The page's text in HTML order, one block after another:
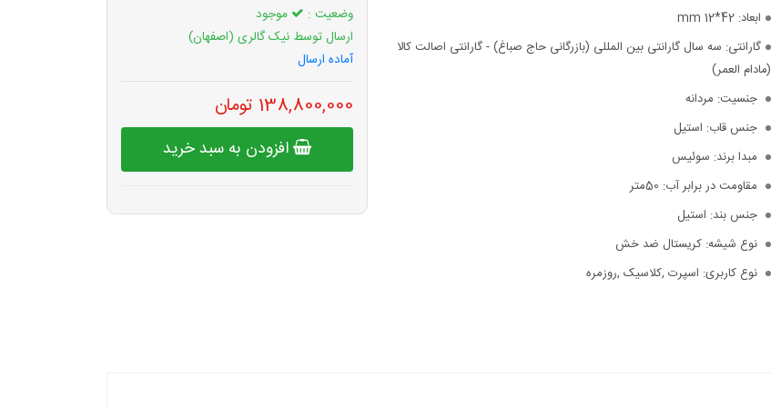
ابعاد:
گارانتی: سه سال گارانتی بین المللی (بازرگانی حاج صباغ) - گارانتی اصالت کالا
(مادام العمر)
جنسیت: مردانه
جنس قاب: استیل
مبدا برند: سوئیس
مقاومت در برابر آب: 50متر
جنس بند: استیل
نوع شیشه: کریستال ضد خش
نوع کاربری: اسپرت ,کلاسیک ,روزمره
وضعیت :
موجود
ارسال توسط نیک گالری (اصفهان)
آماده ارسال
138,800,000 تومان
افزودن به سبد خرید